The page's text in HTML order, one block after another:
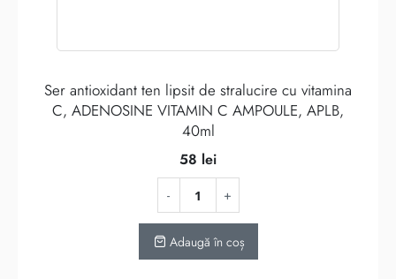
Ser antioxidant ten lipsit de stralucire cu vitamina
C, ADENOSINE VITAMIN C AMPOULE, APLB,
40ml
58 lei
Adaugă în coș